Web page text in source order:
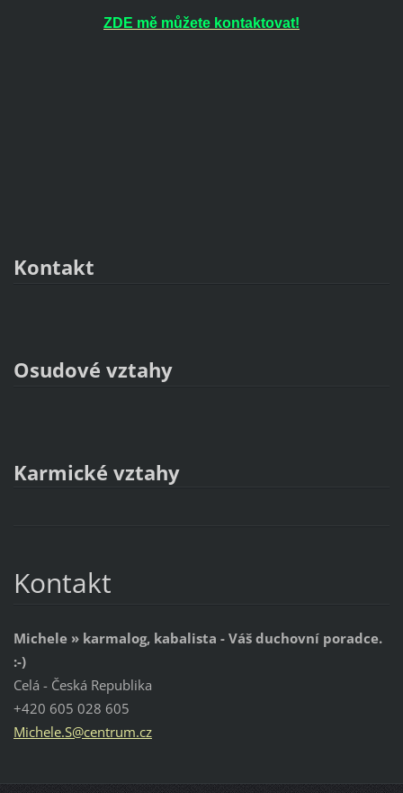
ZDE mě můžete kontaktovat!
Kontakt
Osudové vztahy
Karmické vztahy
Kontakt
Michele » karmalog, kabalista - Váš duchovní poradce.
:-)
Celá - Česká Republika
+420 605 028 605
Michele.S@centrum.cz